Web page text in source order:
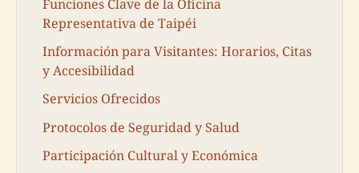
Funciones Clave de la Oficina
Representativa de Taipéi
Información para Visitantes: Horarios, Citas
y Accesibilidad
Servicios Ofrecidos
Protocolos de Seguridad y Salud
Participación Cultural y Económica